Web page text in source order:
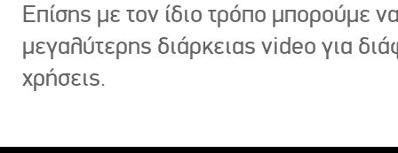
Επίσης με τον ίδιο τρόπο μπορούμε
μεγαλύτερης διάρκειας video για
χρήσεις.